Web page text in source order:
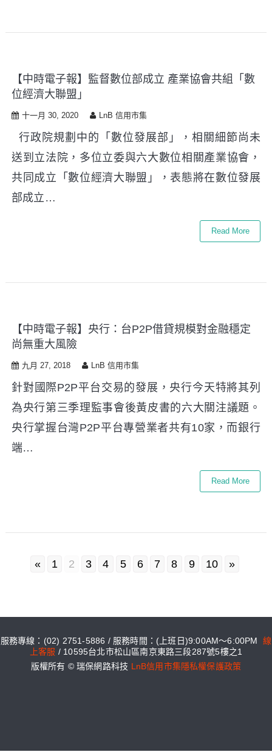
【中時電子報】監督數位部成立 產業協會共組「數
位經濟大聯盟」
十一月 30, 2020 LnB 信用市集
行政院規劃中的「數位發展部」，相關細節尚未
送到立法院，多位立委與六大數位相關產業協會，
共同成立「數位經濟大聯盟」，表態將在數位發展
部成立…
Read More
【中時電子報】央行：台P2P借貸規模對金融穩定
尚無重大風險
九月 27, 2018 LnB 信用市集
針對國際P2P平台交易的發展，央行今天特將其列
為央行第三季理監事會後黃皮書的六大關注議題。
央行掌握台灣P2P平台專營業者共有10家，而銀行
端…
Read More
« 1 2 3 4 5 6 7 8 9 10 »
服務專線：(02) 2751-5886 / 服務時間：(上班日)9:00AM～6:00PM線
上客服 / 10595台北市松山區南京東路三段287號5樓之1
版權所有 © 瑞保網路科技 LnB信用市集隱私權保護政策